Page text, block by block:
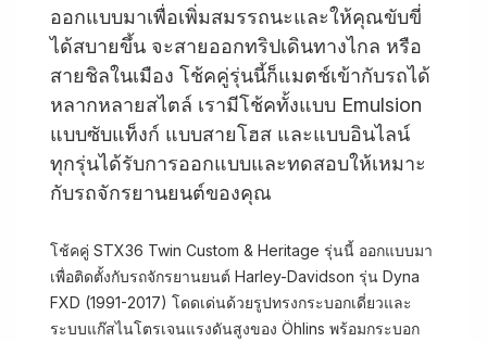
ออกแบบมาเพื่อเพิ่มสมรรถนะและให้คุณขับขี่
ได้สบายขึ้น จะสายออกทริปเดินทางไกล หรือ
สายชิลในเมือง โช้คคู่รุ่นนี้ก็แมตช์เข้ากับรถได้
หลากหลายสไตล์ เรามีโช้คทั้งแบบ Emulsion
แบบซับแท็งก์ แบบสายโฮส และแบบอินไลน์
ทุกรุ่นได้รับการออกแบบและทดสอบให้เหมาะ
กับรถจักรยานยนต์ของคุณ
โช้คคู่ STX36 Twin Custom & Heritage รุ่นนี้ ออกแบบมา
เพื่อติดตั้งกับรถจักรยานยนต์ Harley-Davidson รุ่น Dyna
FXD (1991-2017) โดดเด่นด้วยรูปทรงกระบอกเดี่ยวและ
ระบบแก๊สไนโตรเจนแรงดันสูงของ Öhlins พร้อมกระบอก